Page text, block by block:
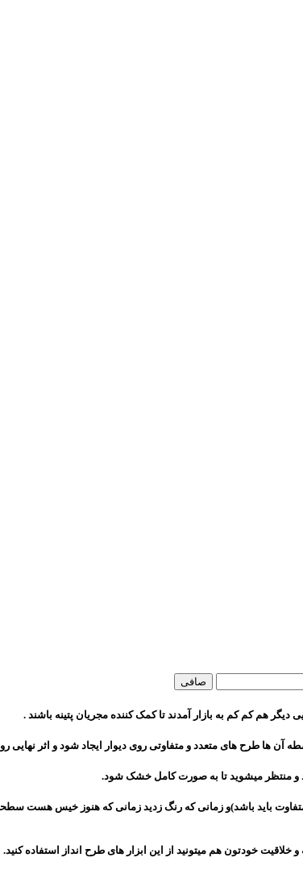
صافی
هم کم کم به بازار آمدند تا کمک کننده مجریان پتینه باشند .
آن ها طرح های متعدد و متفاوتی روی دیوار ایجاد شود و اثر نهایی
و منتظر میشوید تا به صورت کامل خشک شود.
باید باشد)و زمانی که رنگ زدید زمانی که هنوز خیس هست
خودتون هم میتونید از این ابزار های طرح انداز استفاده کنید.